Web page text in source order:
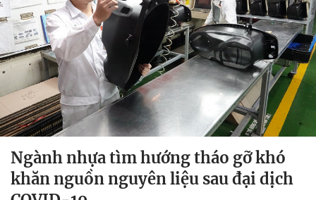
Ngành nhựa tìm hướng tháo gỡ khó
khăn nguồn nguyên liệu sau đại dịch